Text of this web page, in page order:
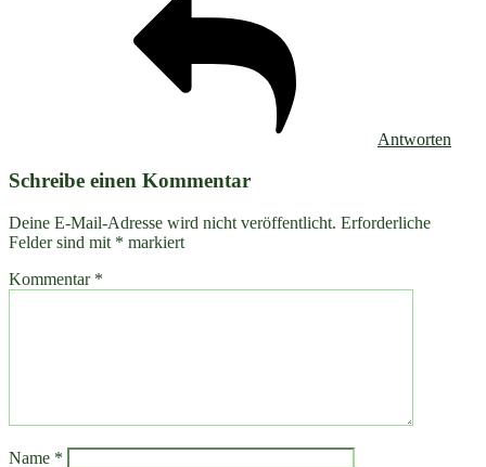
Antworten
Schreibe einen Kommentar
Deine E-Mail-Adresse wird nicht veröffentlicht. Erforderliche
Felder sind mit * markiert
Kommentar *
Name *